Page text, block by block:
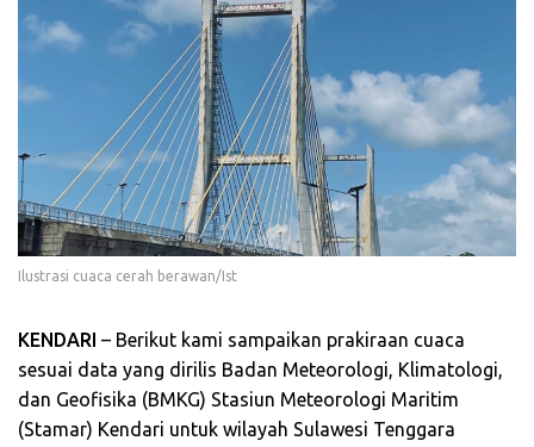
Ilustrasi cuaca cerah berawan/Ist
KENDARI – Berikut kami sampaikan prakiraan cuaca
sesuai data yang dirilis Badan Meteorologi, Klimatologi,
dan Geofisika (BMKG) Stasiun Meteorologi Maritim
(Stamar) Kendari untuk wilayah Sulawesi Tenggara